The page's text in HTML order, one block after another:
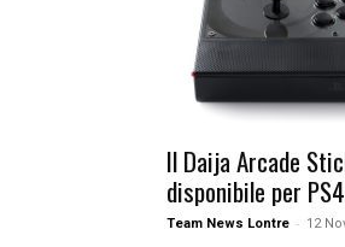
Il Daija Arcade
disponibile per PS4
Team News Lontre - 12